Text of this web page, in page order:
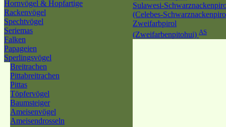
Hornvögel & Hopfartige
Rackenvögel
Spechtvögel
Seriemas
Falken
Papageien
Sperlingsvögel
Breitrachen
Pittabreitrachen
Pittas
Töpfervögel
Baumsteiger
Ameisenvögel
Ameisendrosseln
Sulawesi-
(Celebes-
Zweifarbpirol
(Zweifarbenpitohui) AS